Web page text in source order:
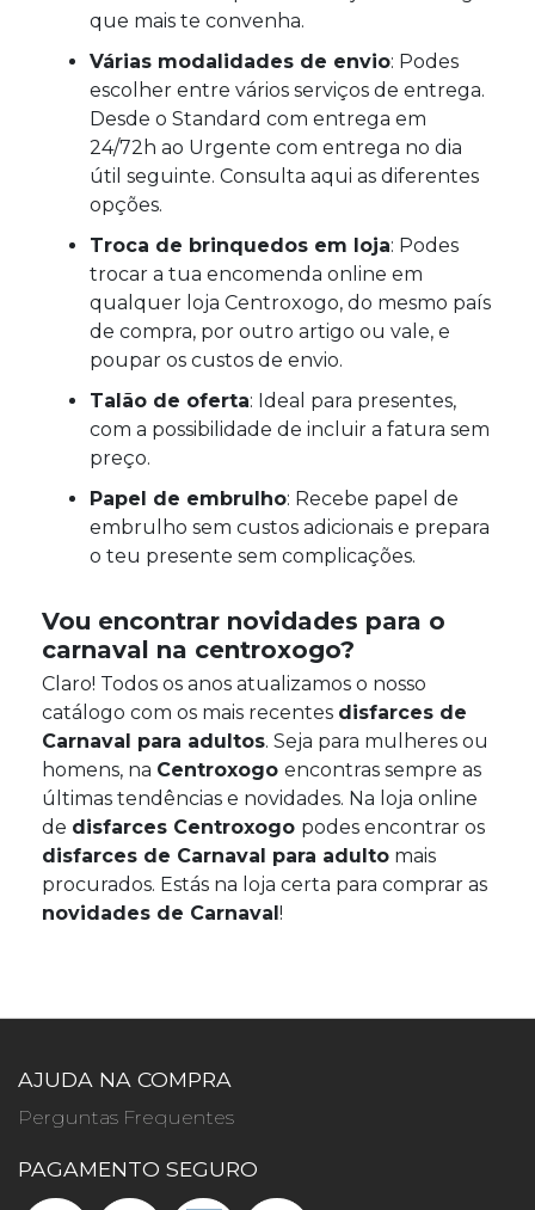
que mais te convenha.
Várias modalidades de envio: Podes
escolher entre vários serviços de entrega.
Desde o Standard com entrega em
24/72h ao Urgente com entrega no dia
útil seguinte. Consulta aqui as diferentes
opções.
Troca de brinquedos em loja: Podes
trocar a tua encomenda online em
qualquer loja Centroxogo, do mesmo país
de compra, por outro artigo ou vale, e
poupar os custos de envio.
Talão de oferta: Ideal para presentes,
com a possibilidade de incluir a fatura sem
preço.
Papel de embrulho: Recebe papel de
embrulho sem custos adicionais e prepara
o teu presente sem complicações.
Vou encontrar novidades para o
carnaval na centroxogo?
Claro! Todos os anos atualizamos o nosso
catálogo com os mais recentes disfarces de
Carnaval para adultos. Seja para mulheres ou
homens, na Centroxogo encontras sempre as
últimas tendências e novidades. Na loja online
de disfarces Centroxogo podes encontrar os
disfarces de Carnaval para adulto mais
procurados. Estás na loja certa para comprar as
novidades de Carnaval!
AJUDA NA COMPRA
Perguntas Frequentes
PAGAMENTO SEGURO